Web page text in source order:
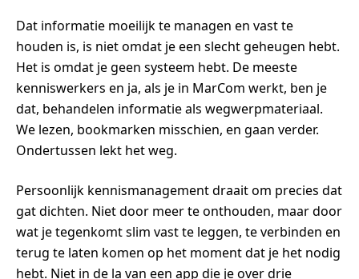
Dat informatie moeilijk te managen en vast te
houden is, is niet omdat je een slecht geheugen hebt.
Het is omdat je geen systeem hebt. De meeste
kenniswerkers en ja, als je in MarCom werkt, ben je
dat, behandelen informatie als wegwerpmateriaal.
We lezen, bookmarken misschien, en gaan verder.
Ondertussen lekt het weg.
Persoonlijk kennismanagement draait om precies dat
gat dichten. Niet door meer te onthouden, maar door
wat je tegenkomt slim vast te leggen, te verbinden en
terug te laten komen op het moment dat je het nodig
hebt. Niet in de la van een app die je over drie